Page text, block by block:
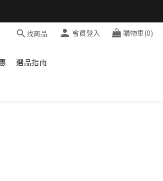
找商品 會員登入 購物車(0)
選品指南